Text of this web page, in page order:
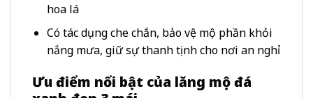
hoa lá
Có tác dụng che chắn, bảo vệ mộ phần khỏi
nắng mưa, giữ sự thanh tịnh cho nơi an nghỉ
Ưu điểm nổi bật của lăng mộ đá